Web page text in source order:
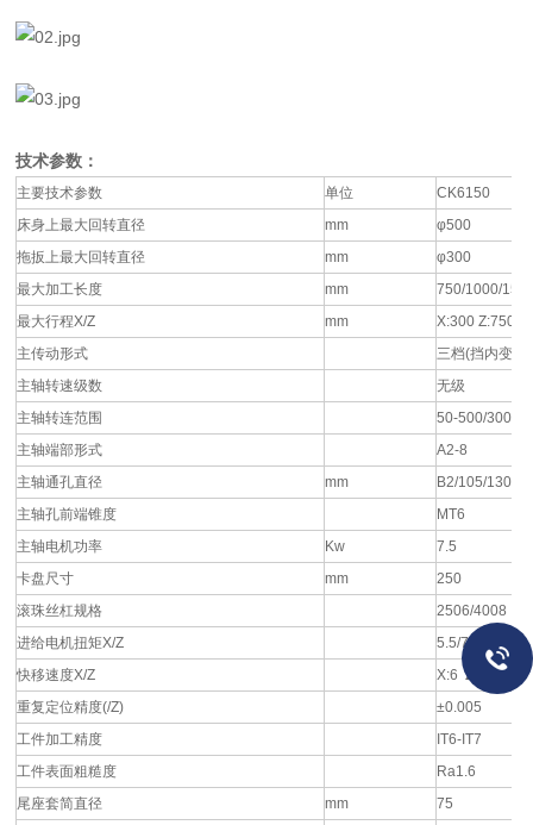
技术参数：
主要技术参数 单位
CK6150
床身上最大回转直径
mm
φ500
拖扳上最大回转直径
mm
φ300
最大加工长度
mm
750/1000/
最大行程X/Z
mm
X:300 Z:750/
主传动形式
三档(挡内变频)
主轴转速级数
无级
主轴转连范围
50-500/300-
主轴端部形式
A2-8
主轴通孔直径
mm
B2/105/130
主轴孔前端锥度
MT6
主轴电机功率
Kw
7.5
卡盘尺寸
mm
250
滚珠丝杠规格
2506/4008
进给电机扭矩X/Z
5.5/7.5
快移速度X/Z
X:6 Z:8
重复定位精度(/Z)
±0.005
工件加工精度
IT6-IT7
工件表面粗糙度
Ra1.6
尾座套简直径
mm
75